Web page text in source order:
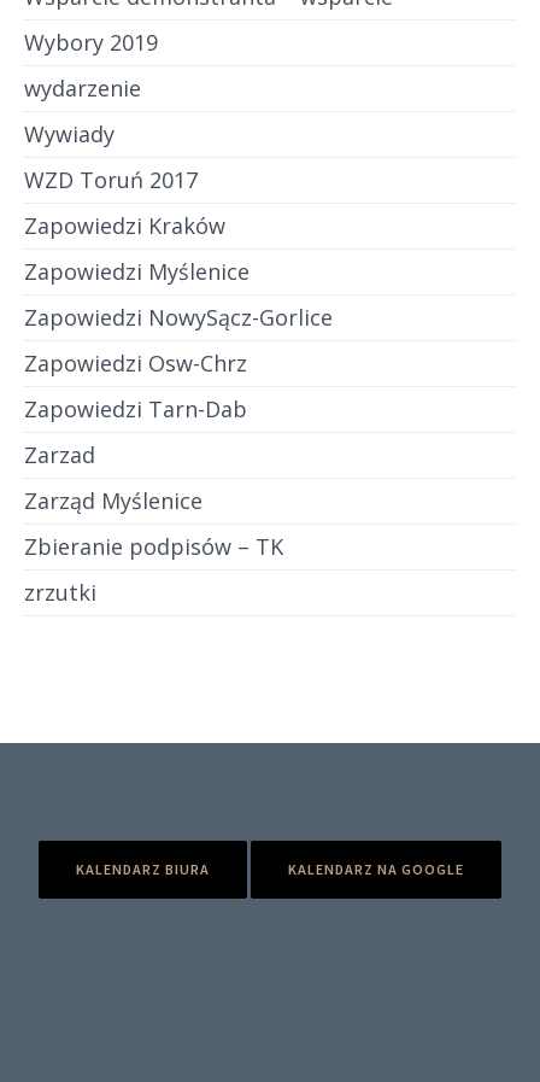
Wybory 2019
wydarzenie
Wywiady
WZD Toruń 2017
Zapowiedzi Kraków
Zapowiedzi Myślenice
Zapowiedzi NowySącz-Gorlice
Zapowiedzi Osw-Chrz
Zapowiedzi Tarn-Dab
Zarzad
Zarząd Myślenice
Zbieranie podpisów – TK
zrzutki
KALENDARZ BIURA KALENDARZ NA GOOGLE